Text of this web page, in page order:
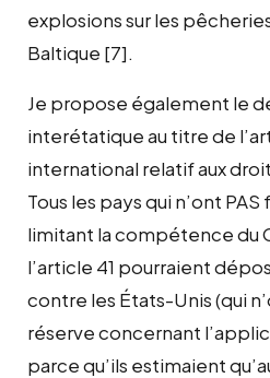
explosions sur les
Baltique [7].
Je propose également le
interétatique au titre de
international relatif aux
Tous les pays qui n’ont
limitant la compétence du
l’article 41 pourraient
contre les États-Unis (qui
réserve concernant
parce qu’ils estimaient